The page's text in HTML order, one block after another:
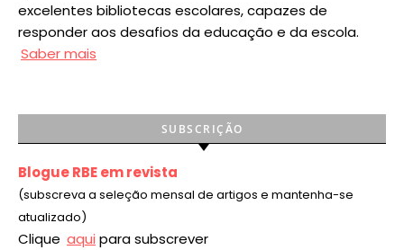
excelentes bibliotecas escolares, capazes de
responder aos desafios da educação e da escola.
Saber mais
SUBSCRIÇÃO
Blogue RBE em revista
(subscreva a seleção mensal de artigos e mantenha-se
atualizado)
Clique aqui para subscrever